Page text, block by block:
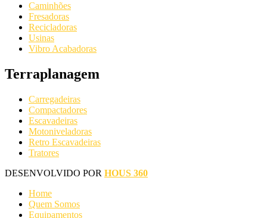
Caminhões
Fresadoras
Recicladoras
Usinas
Vibro Acabadoras
Terraplanagem
Carregadeiras
Compactadores
Escavadeiras
Motoniveladoras
Retro Escavadeiras
Tratores
DESENVOLVIDO POR HOUS 360
Home
Quem Somos
Equipamentos